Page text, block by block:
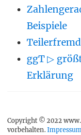
Beispiele
ggT ▷
Erklärung
Copyright © 2022
vorbehalten.